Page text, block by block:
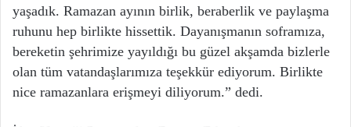
yaşadık. Ramazan ayının birlik, beraberlik ve paylaşma
ruhunu hep birlikte hissettik. Dayanışmanın soframıza,
bereketin şehrimize yayıldığı bu güzel akşamda bizlerle
olan tüm vatandaşlarımıza teşekkür ediyorum. Birlikte
nice ramazanlara erişmeyi diliyorum.” dedi.